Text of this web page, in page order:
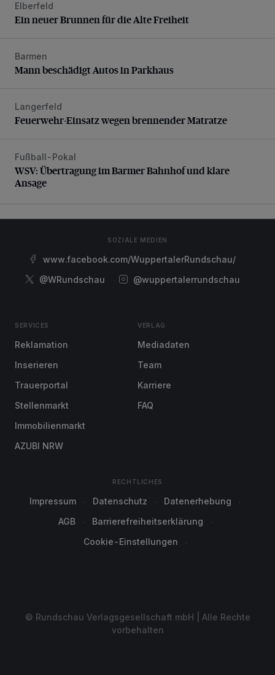
Ein neuer Brunnen für die Alte Freiheit
Elberfeld
Ein neuer Brunnen für die Alte Freiheit
Mann beschädigt Autos in Parkhaus
Barmen
Mann beschädigt Autos in Parkhaus
Feuerwehr-Einsatz wegen brennender Matratze
Langerfeld
Feuerwehr-Einsatz wegen brennender Matratze
WSV: Übertragung im Barmer Bahnhof und klare Ansage
Fußball-Pokal
WSV: Übertragung im Barmer Bahnhof und klare
Ansage
SOZIALE MEDIEN
www.facebook.com/WuppertalerRundschau/
@WRundschau
@wuppertalerrundschau
SERVICES
Reklamation
Inserieren
Trauerportal
Stellenmarkt
Immobilienmarkt
AZUBI NRW
VERLAG
Mediadaten
Team
Karriere
FAQ
RECHTLICHES
Impressum Datenschutz
Datenerhebung
AGB
Barrierefreiheitserklärung
Cookie-Einstellungen
© Rundschau Verlagsgesellschaft mbH | Alle Rechte
vorbehalten